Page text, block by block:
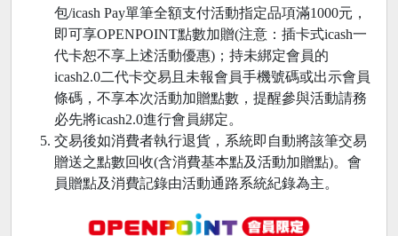
包/icash Pay單筆全額支付活動指定品項滿1000元，
即可享OPENPOINT點數加贈(注意：插卡式icash一
代卡恕不享上述活動優惠)；持未綁定會員的
icash2.0二代卡交易且未報會員手機號碼或出示會員
條碼，不享本次活動加贈點數，提醒參與活動請務
必先將icash2.0進行會員綁定。
交易後如消費者執行退貨，系統即自動將該筆交易
贈送之點數回收(含消費基本點及活動加贈點)。會
員贈點及消費記錄由活動通路系統紀錄為主。